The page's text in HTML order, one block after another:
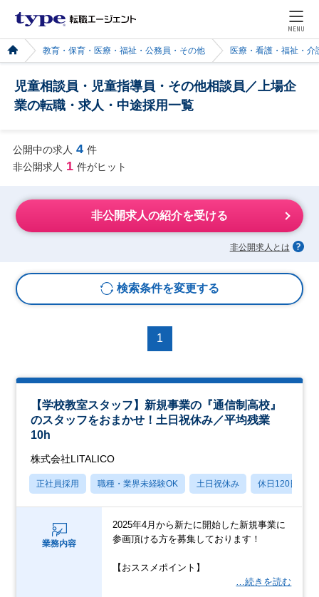
MENU
教育・保育・医療・福祉・公務員・その他 医療・看護・福祉・介
児童相談員・児童指導員・その他相談員／上場企
業の転職・求人・中途採用一覧
公開中の求人 4 件
非公開求人 1 件がヒット
非公開求人の紹介を受ける
非公開求人とは
検索条件を変更する
1
【学校教室スタッフ】新規事業の『通信制高校』
のスタッフをおまかせ！土日祝休み／平均残業
10h
株式会社LITALICO
正社員採用 職種・業界未経験OK 土日祝休み 休日120日以上
業務内容
2025年4月から新たに開始した新規事業に
参画頂ける方を募集しております！
【おススメポイント】
…続きを読む